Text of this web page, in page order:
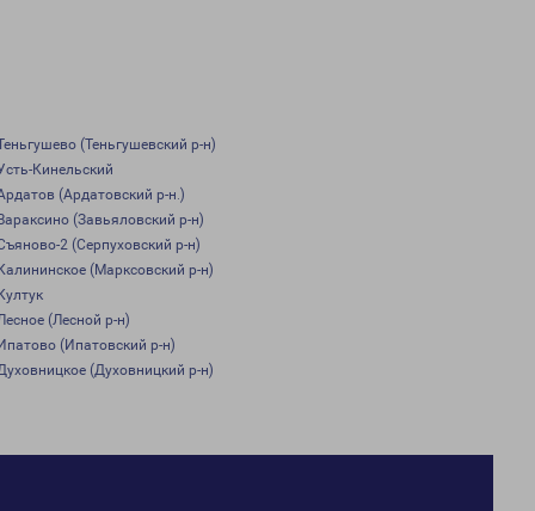
(Теньгушевский р-н)
Кинельский
(Ардатовский р-н.)
(Завьяловский р-н)
2 (Серпуховский р-н)
(Марксовский р-н)
(Лесной р-н)
(Ипатовский р-н)
(Духовницкий р-н)